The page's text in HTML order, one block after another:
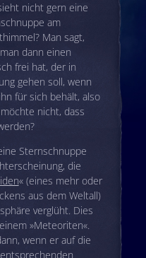
nicht gern eine
am
Man sagt,
dann einen
frei hat, der in
gehen soll, wenn
für sich behält, also
nicht, dass
Sternschnuppe
die
« (eines mehr oder
aus dem Weltall)
verglüht. Dies
»Meteoriten«.
wenn er auf die